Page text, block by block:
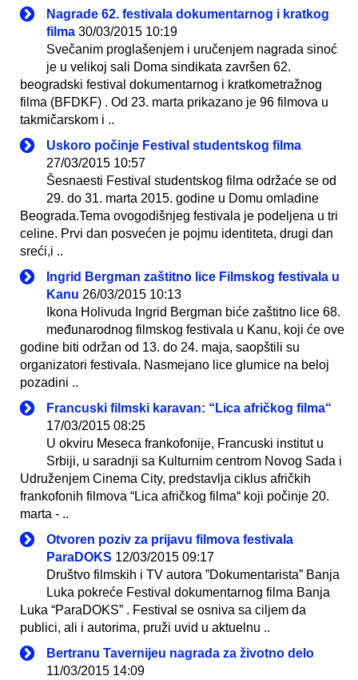
Nagrade 62. festivala dokumentarnog i kratkog
filma 30/03/2015 10:19
Svečanim proglašenjem i uručenjem nagrada sinoć
je u velikoj sali Doma sindikata završen 62.
beogradski festival dokumentarnog i kratkometražnog
filma (BFDKF) . Od 23. marta prikazano je 96 filmova u
takmičarskom i ..
Uskoro počinje Festival studentskog filma
27/03/2015 10:57
Šesnaesti Festival studentskog filma održaće se od
29. do 31. marta 2015. godine u Domu omladine
Beograda.Tema ovogodišnjeg festivala je podeljena u tri
celine. Prvi dan posvećen je pojmu identiteta, drugi dan
sreći,i ..
Ingrid Bergman zaštitno lice Filmskog festivala u
Kanu 26/03/2015 10:13
Ikona Holivuda Ingrid Bergman biće zaštitno lice 68.
međunarodnog filmskog festivala u Kanu, koji će ove
godine biti održan od 13. do 24. maja, saopštili su
organizatori festivala. Nasmejano lice glumice na beloj
pozadini ..
Francuski filmski karavan: “Lica afričkog filma“
17/03/2015 08:25
U okviru Meseca frankofonije, Francuski institut u
Srbiji, u saradnji sa Kulturnim centrom Novog Sada i
Udruženjem Cinema City, predstavlja ciklus afričkih
frankofonih filmova “Lica afričkog filma“ koji počinje 20.
marta - ..
Otvoren poziv za prijavu filmova festivala
ParaDOKS 12/03/2015 09:17
Društvo filmskih i TV autora ”Dokumentarista” Banja
Luka pokreće Festival dokumentarnog filma Banja
Luka “ParaDOKS” . Festival se osniva sa ciljem da
publici, ali i autorima, pruži uvid u aktuelnu ..
Bertranu Tavernijeu nagrada za životno delo
11/03/2015 14:09